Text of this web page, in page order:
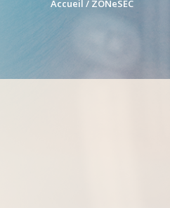
Accueil / ZONeSEC